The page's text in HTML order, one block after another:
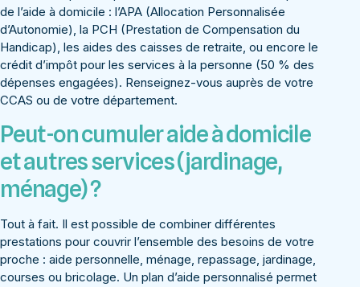
de l’aide à domicile : l’APA (Allocation Personnalisée
d’Autonomie), la PCH (Prestation de Compensation du
Handicap), les aides des caisses de retraite, ou encore le
crédit d’impôt pour les services à la personne (50 % des
dépenses engagées). Renseignez-vous auprès de votre
CCAS ou de votre département.
Peut-on cumuler aide à domicile
et autres services (jardinage,
ménage) ?
Tout à fait. Il est possible de combiner différentes
prestations pour couvrir l’ensemble des besoins de votre
proche : aide personnelle, ménage, repassage, jardinage,
courses ou bricolage. Un plan d’aide personnalisé permet